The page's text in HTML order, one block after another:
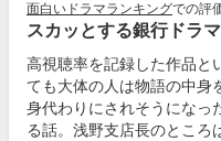
面白いドラマランキングでの評
スカッとする銀行ドラマ
高視聴率を記録した作品と
ても大体の人は物語の中
身代わりにされそうになっ
る話。浅野支店長のところ